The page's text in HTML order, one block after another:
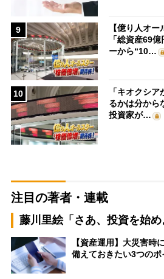
9
【億り人オー
「総資産69
ーから“10…
10
「キオクシ
るかは分から
投資家が…
注目の著者・連載
藤川里絵「さあ、投資を始め
【資産運用】大災害時
備えておきたい3つの